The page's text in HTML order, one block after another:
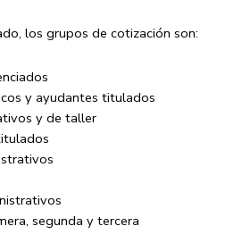
los grupos de cotización son:
y ayudantes titulados
y de taller
segunda y tercera